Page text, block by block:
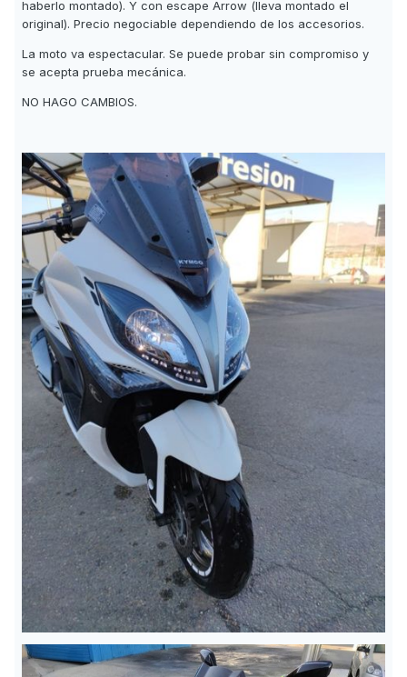
haberlo montado). Y con escape Arrow (lleva montado el
original). Precio negociable dependiendo de los accesorios.
La moto va espectacular. Se puede probar sin compromiso y
se acepta prueba mecánica.
NO HAGO CAMBIOS.